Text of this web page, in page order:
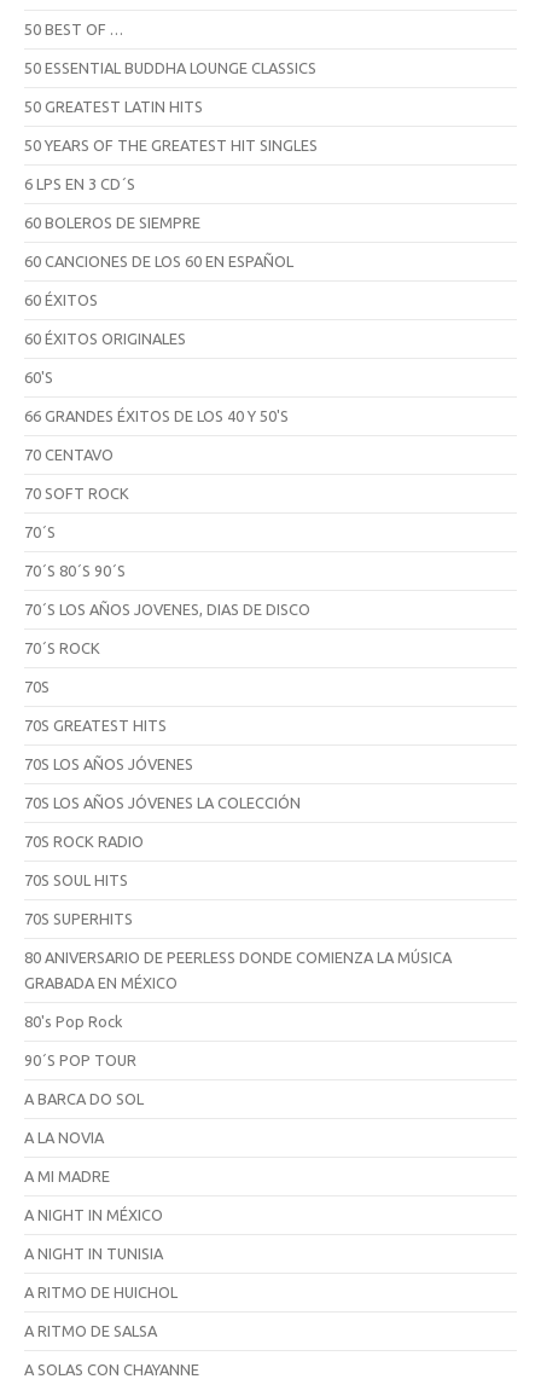
50 BEST OF …
50 ESSENTIAL BUDDHA LOUNGE CLASSICS
50 GREATEST LATIN HITS
50 YEARS OF THE GREATEST HIT SINGLES
6 LPS EN 3 CD´S
60 BOLEROS DE SIEMPRE
60 CANCIONES DE LOS 60 EN ESPAÑOL
60 ÉXITOS
60 ÉXITOS ORIGINALES
60'S
66 GRANDES ÉXITOS DE LOS 40 Y 50'S
70 CENTAVO
70 SOFT ROCK
70´S
70´S 80´S 90´S
70´S LOS AÑOS JOVENES, DIAS DE DISCO
70´S ROCK
70S
70S GREATEST HITS
70S LOS AÑOS JÓVENES
70S LOS AÑOS JÓVENES LA COLECCIÓN
70S ROCK RADIO
70S SOUL HITS
70S SUPERHITS
80 ANIVERSARIO DE PEERLESS DONDE COMIENZA LA MÚSICA
GRABADA EN MÉXICO
80's Pop Rock
90´S POP TOUR
A BARCA DO SOL
A LA NOVIA
A MI MADRE
A NIGHT IN MÉXICO
A NIGHT IN TUNISIA
A RITMO DE HUICHOL
A RITMO DE SALSA
A SOLAS CON CHAYANNE